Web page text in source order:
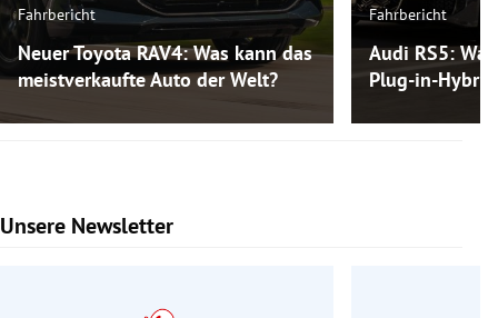
Fahrbericht
Neuer Toyota RAV4: Was kann das
meistverkaufte Auto der Welt?
Fahrbericht
Audi RS5:
Plug-in-
Unsere Newsletter
Slide 1 von 9